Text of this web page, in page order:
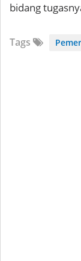
bidang
Tags